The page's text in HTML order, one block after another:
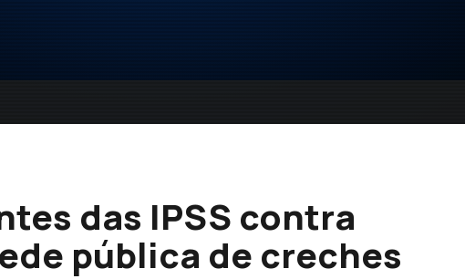
das IPSS contra
pública de creches